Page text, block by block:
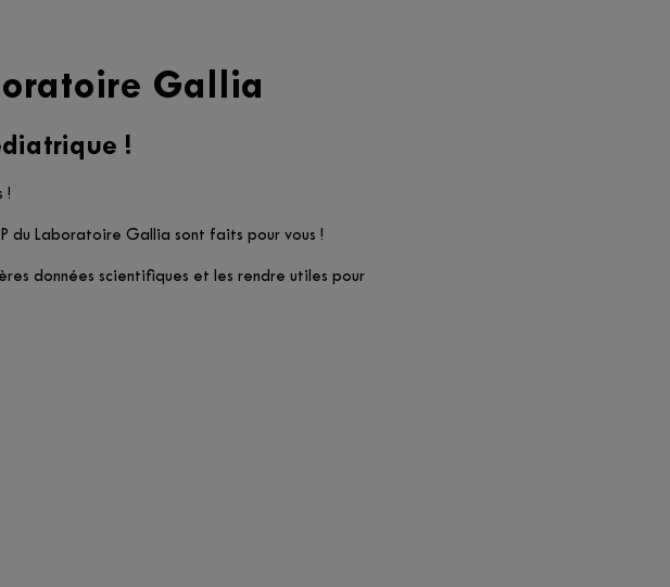
Gallia
!
!
du Laboratoire Gallia sont faits pour vous !
données scientifiques et les rendre utiles pour